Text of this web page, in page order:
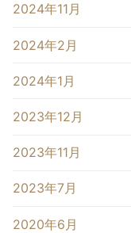
2024年11月
2024年2月
2024年1月
2023年12月
2023年11月
2023年7月
2020年6月